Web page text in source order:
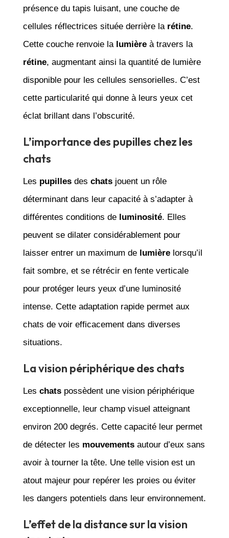
présence du tapis luisant, une couche de
cellules réflectrices située derrière la rétine.
Cette couche renvoie la lumièreà travers la
rétine, augmentant ainsi la quantité de lumière
disponible pour les cellules sensorielles. C’est
cette particularité qui donne à leurs yeux cet
éclat brillant dans l’obscurité.
L’importance des pupilles chez les
chats
Les pupillesdes chatsjouent un rôle
déterminant dans leur capacité à s’adapter à
différentes conditions de luminosité. Elles
peuvent se dilater considérablement pour
laisser entrer un maximum de lumièrelorsqu’il
fait sombre, et se rétrécir en fente verticale
pour protéger leurs yeux d’une luminosité
intense. Cette adaptation rapide permet aux
chats de voir efficacement dans diverses
situations.
La vision périphérique des chats
Les chatspossèdent une vision périphérique
exceptionnelle, leur champ visuel atteignant
environ 200 degrés. Cette capacité leur permet
de détecter les mouvementsautour d’eux sans
avoir à tourner la tête. Une telle vision est un
atout majeur pour repérer les proies ou éviter
les dangers potentiels dans leur environnement.
L’effet de la distance sur la vision